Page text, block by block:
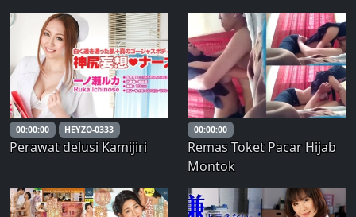
dengan Pacar Baruku, Airi
Nagisa, yang Mengatakan
Aku Akan Melatihnya
untuk Mengatasi Ejakulasi
Dini
00:00:00 HEYZO-0333
Perawat delusi Kamijiri
00:00:00
Remas Toket Pacar Hijab
Montok